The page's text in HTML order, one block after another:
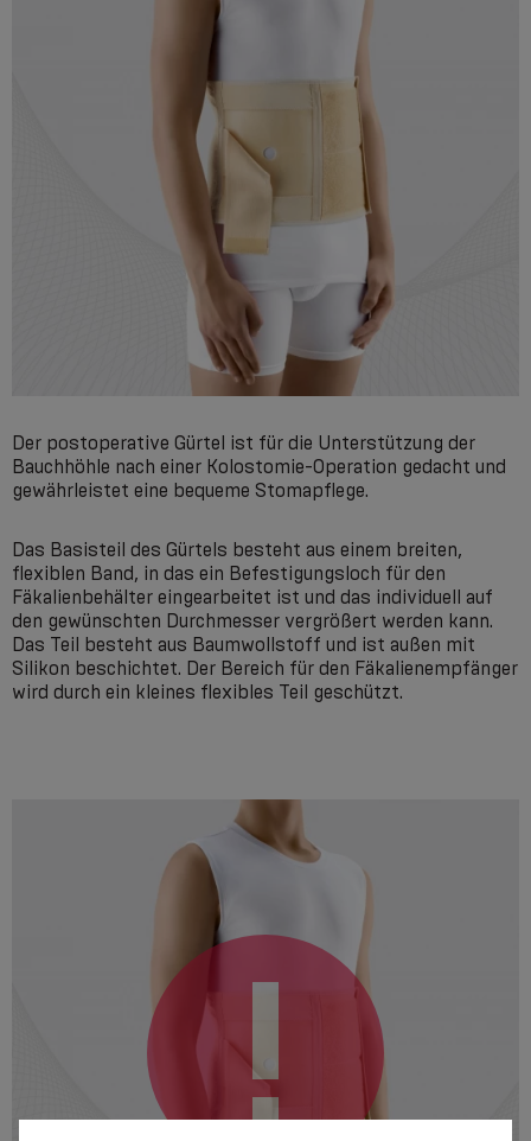
Der postoperative Gürtel ist für die Unterstützung der
Bauchhöhle nach einer Kolostomie-Operation gedacht und
gewährleistet eine bequeme Stomapflege.
Das Basisteil des Gürtels besteht aus einem breiten,
flexiblen Band, in das ein Befestigungsloch für den
Fäkalienbehälter eingearbeitet ist und das individuell auf
den gewünschten Durchmesser vergrößert werden kann.
Das Teil besteht aus Baumwollstoff und ist außen mit
Silikon beschichtet. Der Bereich für den Fäkalienempfänger
wird durch ein kleines flexibles Teil geschützt.